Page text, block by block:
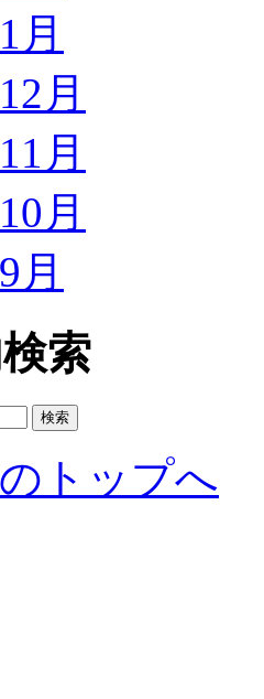
月
月
月
月
月
索
トップへ